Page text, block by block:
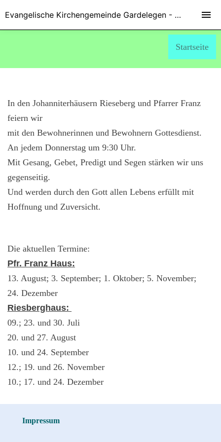
Startseite
In den Johanniterhäusern Rieseberg und Pfarrer Franz
feiern wir
mit den Bewohnerinnen und Bewohnern Gottesdienst.
An jedem Donnerstag um 9:30 Uhr.
Mit Gesang, Gebet, Predigt und Segen stärken wir uns
gegenseitig.
Und werden durch den Gott allen Lebens erfüllt mit
Hoffnung und Zuversicht.
Die aktuellen Termine:
Pfr. Franz Haus:
13. August; 3. September; 1. Oktober; 5. November;
24. Dezember
Riesberghaus:
09.; 23. und 30. Juli
20. und 27. August
10. und 24. September
12.; 19. und 26. November
10.; 17. und 24. Dezember
Impressum
Evangelische Kirchengemeinde Gardelegen - Marienkirche